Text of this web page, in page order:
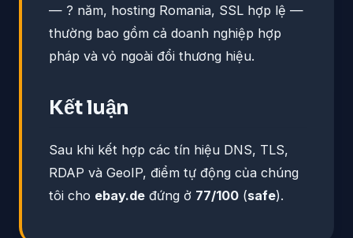
— ? năm, hosting Romania, SSL hợp lệ —
thường bao gồm cả doanh nghiệp hợp
pháp và vỏ ngoài đổi thương hiệu.
Kết luận
Sau khi kết hợp các tín hiệu DNS, TLS,
RDAP và GeoIP, điểm tự động của chúng
tôi cho ebay.de đứng ở 77/100 (safe).